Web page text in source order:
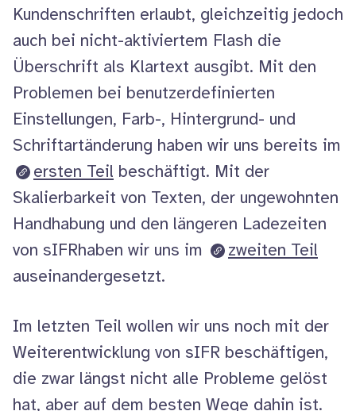
Kundenschriften erlaubt, gleichzeitig jedoch
auch bei nicht-aktiviertem Flash die
Überschrift als Klartext ausgibt. Mit den
Problemen bei benutzerdefinierten
Einstellungen, Farb-, Hintergrund- und
Schriftartänderung haben wir uns bereits im
ersten Teil beschäftigt. Mit der
Skalierbarkeit von Texten, der ungewohnten
Handhabung und den längeren Ladezeiten
von sIFRhaben wir uns im
zweiten Teil
auseinandergesetzt.
Im letzten Teil wollen wir uns noch mit der
Weiterentwicklung von sIFR beschäftigen,
die zwar längst nicht alle Probleme gelöst
hat, aber auf dem besten Wege dahin ist.